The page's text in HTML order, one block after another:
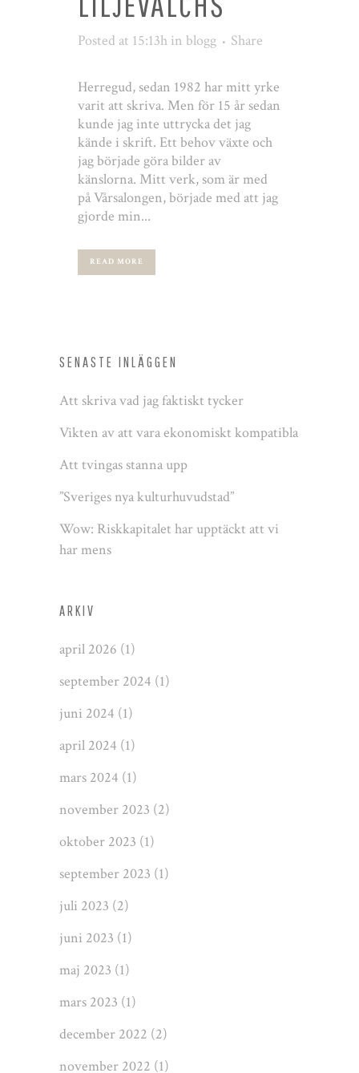
Posted at 15:13h in blogg Share
Herregud, sedan 1982 har mitt yrke
varit att skriva. Men för 15 år sedan
kunde jag inte uttrycka det jag
kände i skrift. Ett behov växte och
jag började göra bilder av
känslorna. Mitt verk, som är med
på Vårsalongen, började med att jag
gjorde min...
READ MORE
SENASTE INLÄGGEN
Att skriva vad jag faktiskt tycker
Vikten av att vara ekonomiskt kompatibla
Att tvingas stanna upp
”Sveriges nya kulturhuvudstad”
Wow: Riskkapitalet har upptäckt att vi
har mens
ARKIV
april 2026 (1)
september 2024 (1)
juni 2024 (1)
april 2024 (1)
mars 2024 (1)
november 2023 (2)
oktober 2023 (1)
september 2023 (1)
juli 2023 (2)
juni 2023 (1)
maj 2023 (1)
mars 2023 (1)
december 2022 (2)
november 2022 (1)